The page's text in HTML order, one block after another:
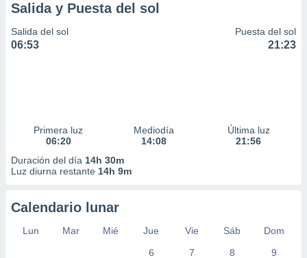
Salida y Puesta del sol
Salida del sol
06:53
Puesta del sol
21:23
Primera luz
06:20
Mediodía
14:08
Última luz
21:56
Duración del día 14h 30m
Luz diurna restante 14h 9m
Calendario lunar
Lun Mar Mié Jue Vie Sáb
Dom
6
7 8 9